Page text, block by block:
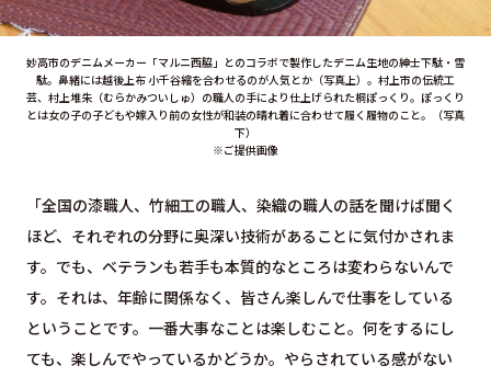
妙高市のデニムメーカー「マルニ西脇」とのコラボで製作したデニム生地の紳士下駄・雪
駄。鼻緒には越後上布 小千谷縮を合わせるのが人気とか（写真上）。村上市の伝統工
芸、村上堆朱（むらかみついしゅ）の職人の手により仕上げられた桐ぽっくり。ぽっくり
とは女の子の子どもや嫁入り前の女性が和装の晴れ着に合わせて履く履物のこと。（写真
下）
※ご提供画像
「全国の漆職人、竹細工の職人、染織の職人の話を聞けば聞く
ほど、それぞれの分野に奥深い技術があることに気付かされま
す。でも、ベテランも若手も本質的なところは変わらないんで
す。それは、年齢に関係なく、皆さん楽しんで仕事をしている
ということです。一番大事なことは楽しむこと。何をするにし
ても、楽しんでやっているかどうか。やらされている感がない